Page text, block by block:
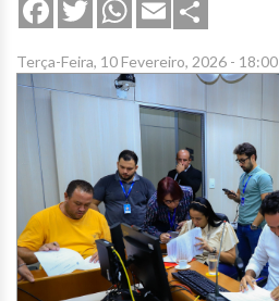
FacebookTwitterWhatsApp
Email
Terça-Feira, 10 Fevereiro, 2026 - 18:00